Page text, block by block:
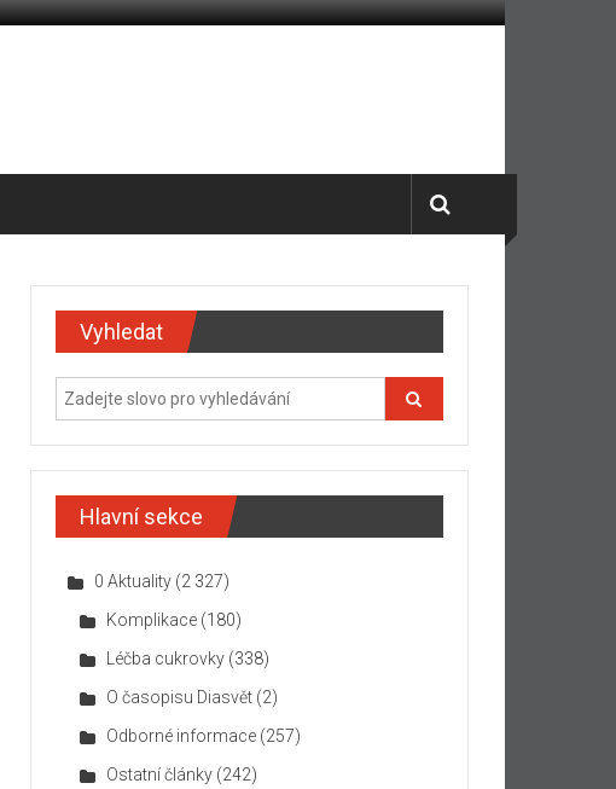
Vyhledat
Hlavní sekce
0 Aktuality (2 327)
Komplikace (180)
Léčba cukrovky (338)
O časopisu Diasvět (2)
Odborné informace (257)
Ostatní články (242)